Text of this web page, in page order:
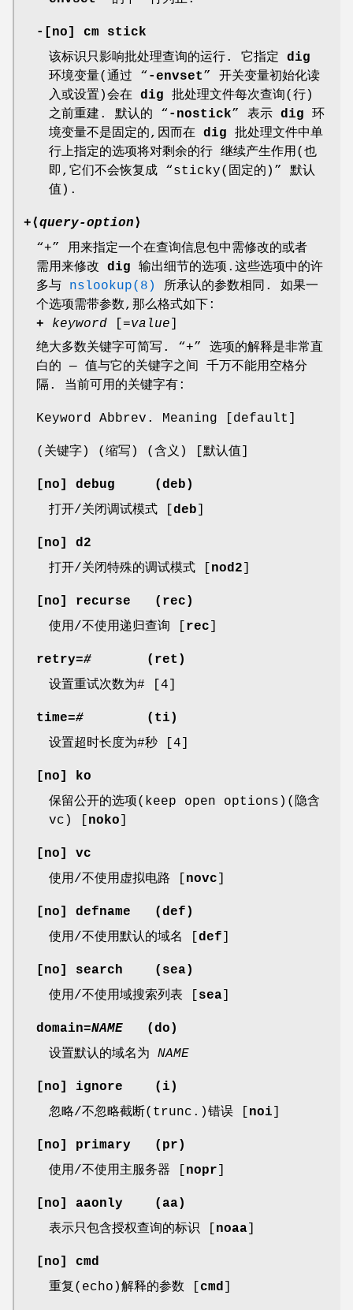
- [no] cm stick
该标识只影响批处理查询的运行. 它指定 dig
环境变量(通过 “ -envset” 开关变量初始化读
入或设置)会在 dig 批处理文件每次查询(行)
之前重建. 默认的 “ -nostick” 表示 dig 环
境变量不是固定的,因而在 dig 批处理文件中单
行上指定的选项将对剩余的行 继续产生作用(也
即,它们不会恢复成 “sticky(固定的)” 默认
值).
+⟨query-option ⟩
“+” 用来指定一个在查询信息包中需修改的或者
需用来修改 dig 输出细节的选项.这些选项中的许
多与 nslookup(8)
所承认的参数相同. 如果一
个选项需带参数,那么格式如下:
+
keyword [=value
绝大多数关键字可简写. “+” 选项的解释是非常直
白的 — 值与它的关键字之间 千万不能用空格分
隔. 当前可用的关键字有:
Keyword Abbrev. Meaning [default]
(关键字) (缩写) (含义) [默认值]
[no] debug (deb )
打开/关闭调试模式 [ deb
[no] d2
打开/关闭特殊的调试模式 [ nod2
[no] recurse ( rec )
使用/不使用递归查询 [ rec
retry=# ( ret )
设置重试次数为# [4]
time=# ( ti )
设置超时长度为#秒 [4]
[no] ko
保留公开的选项(keep open options)(隐含
vc) [ noko
[no] vc
使用/不使用虚拟电路 [ novc
[no] defname (def )
使用/不使用默认的域名 [ def
[no] search ( sea)
使用/不使用域搜索列表 [ sea
domain=NAME (do )
设置默认的域名为 NAME
[no] ignore ( i )
忽略/不忽略截断(trunc.)错误 [ noi
[no] primary ( pr )
使用/不使用主服务器 [ nopr
[no] aaonly (aa)
表示只包含授权查询的标识 [ noaa
[no] cmd
重复(echo)解释的参数 [ cmd